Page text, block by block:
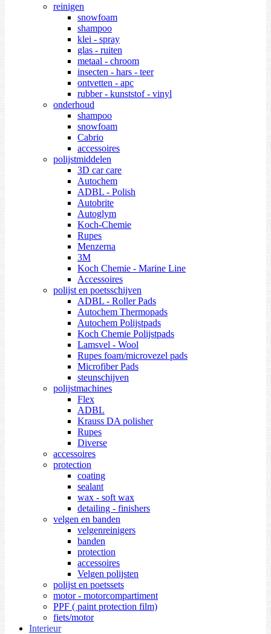
reinigen
snowfoam
shampoo
klei - spray
glas - ruiten
metaal - chroom
insecten - hars - teer
ontvetten - apc
rubber - kunststof - vinyl
onderhoud
shampoo
snowfoam
Cabrio
accessoires
polijstmiddelen
3D car care
Autochem
ADBL - Polish
Autobrite
Autoglym
Koch-Chemie
Rupes
Menzerna
3M
Koch Chemie - Marine Line
Accessoires
polijst en poetsschijven
ADBL - Roller Pads
Autochem Thermopads
Autochem Polijstpads
Koch Chemie Polijstpads
Lamsvel - Wool
Rupes foam/microvezel pads
Microfiber Pads
steunschijven
polijstmachines
Flex
ADBL
Krauss DA polisher
Rupes
Diverse
accessoires
protection
coating
sealant
wax - soft wax
detailing - finishers
velgen en banden
velgenreinigers
banden
protection
accessoires
Velgen polijsten
polijst en poetssets
motor - motorcompartiment
PPF ( paint protection film)
fiets/motor
Interieur